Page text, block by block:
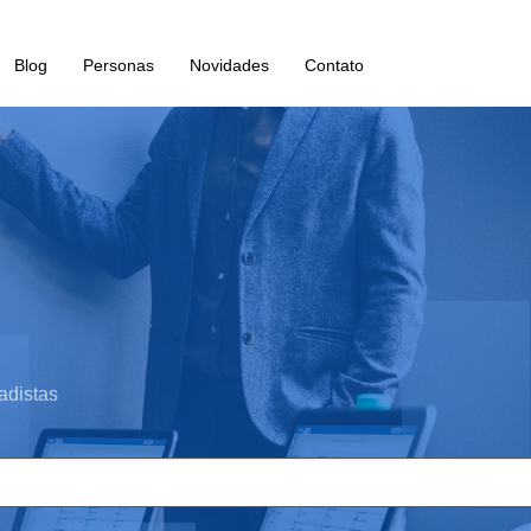
Blog Personas Novidades Contato